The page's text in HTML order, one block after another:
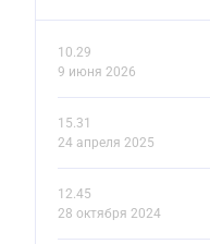
10.29
9 июня 2026
15.31
24 апреля 2025
12.45
28 октября 2024